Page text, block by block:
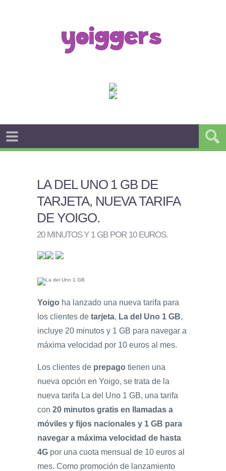
LA DEL UNO 1 GB DE
TARJETA, NUEVA TARIFA
DE YOIGO.
20 MINUTOS Y 1 GB POR 10 EUROS.
Yoigo ha lanzado una nueva tarifa para
los clientes de tarjeta, La del Uno 1 GB,
incluye 20 minutos y 1 GB para navegar a
máxima velocidad por 10 euros al mes.
Los clientes de prepago tienen una
nueva opción en Yoigo, se trata de la
nueva tarifa La del Uno 1 GB, una tarifa
con 20 minutos gratis en llamadas a
móviles y fijos nacionales y 1 GB para
navegar a máxima velocidad de hasta
4G por una cuota mensual de 10 euros al
mes. Como promoción de lanzamiento